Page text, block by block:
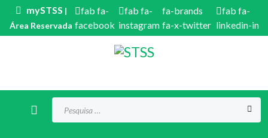
mySTSS |
Área Reservada
fab fa-
facebook
fab fa-
instagram
fa-brands
fa-x-twitter
fab fa-
linkedin-in